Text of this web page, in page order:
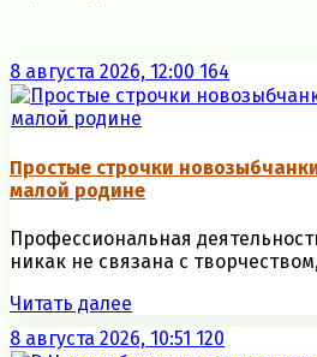
8 августа 2026, 12:00 164
Простые строчки
малой родине
Профессиональная
никак не связана с
Читать далее
8 августа 2026, 10:51 120